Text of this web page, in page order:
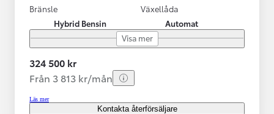
Bränsle
Hybrid Bensin
Växellåda
Automat
Visa mer
324 500 kr
Från 3 813 kr/mån
Läs mer
Kontakta återförsäljare